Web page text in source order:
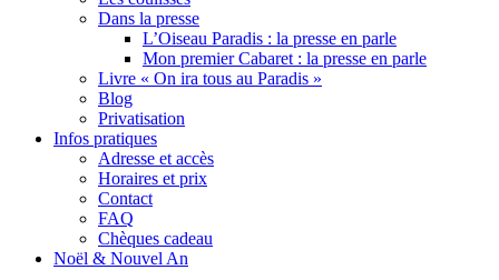
Dans la presse
L’Oiseau Paradis : la presse en parle
Mon premier Cabaret : la presse en parle
Livre « On ira tous au Paradis »
Blog
Privatisation
Infos pratiques
Adresse et accès
Horaires et prix
Contact
FAQ
Chèques cadeau
Noël & Nouvel An